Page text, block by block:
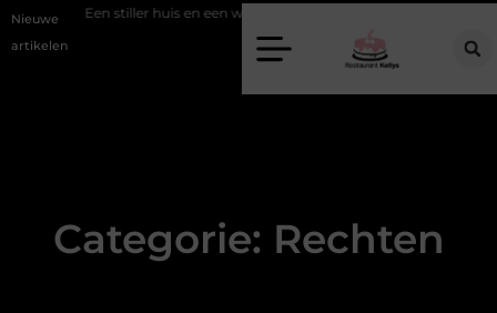
Nieuwe
artikelen
Een stiller huis en een warmere look met akoestische panelen
Categorie: Rechten